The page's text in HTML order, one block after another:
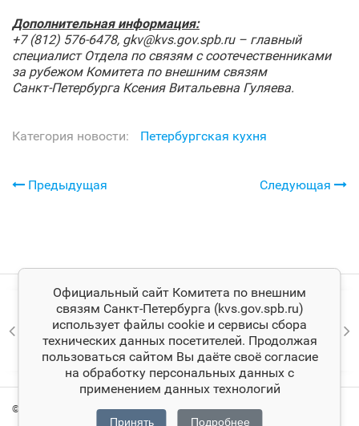
Дополнительная информация:
+7 (812) 576-6478, gkv@kvs.gov.spb.ru– главный
специалист Отдела по связям с соотечественниками
за рубежом Комитета по внешним связям
Санкт‑Петербурга Ксения Витальевна Гуляева.
Категория новости: Петербургская кухня
Предыдущая Следующая
© Комитет по внешним связям Санкт‑Петербурга
Официальный сайт Комитета по внешним
связям Санкт‑Петербурга (kvs.gov.spb.ru)
использует файлы cookie и сервисы сбора
технических данных посетителей. Продолжая
пользоваться сайтом Вы даёте своё согласие
на обработку персональных данных с
применением данных технологий
Принять Подробнее